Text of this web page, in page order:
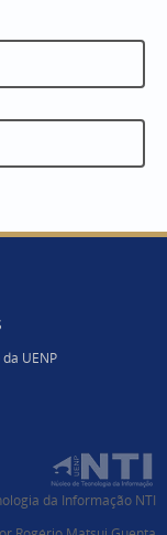
UENP
da Informação NTI